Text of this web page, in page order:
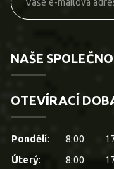
NAŠE
OTEVÍRACÍ
Pondělí: 8:00
Úterý: 8:00